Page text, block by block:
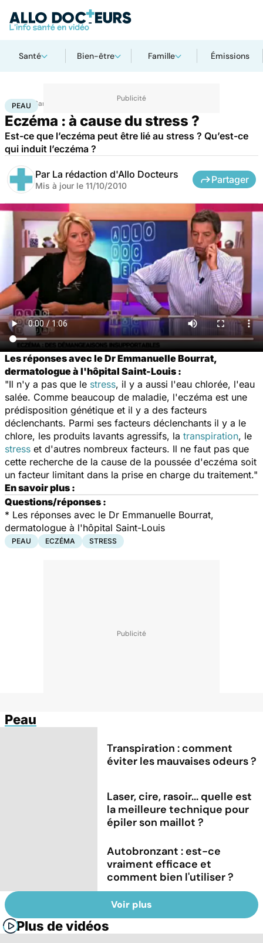
Santé Bien-être Famille Émissions
Accueil Santé
PEAU
Eczéma : à cause du stress ?
Est-ce que l’eczéma peut être lié au stress ? Qu’est-ce
qui induit l’eczéma ?
Par La rédaction d'Allo Docteurs
Mis à jour le 11/10/2010
Partager
Les réponses avec le Dr Emmanuelle Bourrat,
dermatologue à l'hôpital Saint-Louis :
"Il n'y a pas que le stress, il y a aussi l'eau chlorée, l'eau
salée. Comme beaucoup de maladie, l'eczéma est une
prédisposition génétique et il y a des facteurs
déclenchants. Parmi ses facteurs déclenchants il y a le
chlore, les produits lavants agressifs, la transpiration, le
stress et d'autres nombreux facteurs. Il ne faut pas que
cette recherche de la cause de la poussée d'eczéma soit
un facteur limitant dans la prise en charge du traitement."
En savoir plus :
Questions/réponses :
* Les réponses avec le Dr Emmanuelle Bourrat,
dermatologue à l'hôpital Saint-Louis
PEAU ECZÉMA STRESS
Peau
Transpiration : comment
éviter les mauvaises odeurs ?
Laser, cire, rasoir... quelle est
la meilleure technique pour
épiler son maillot ?
Autobronzant : est-ce
vraiment efficace et
comment bien l'utiliser ?
Voir plus
Plus de vidéos